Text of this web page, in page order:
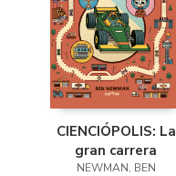
CIENCIÓPOLIS: La
gran carrera
NEWMAN, BEN